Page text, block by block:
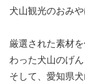
犬山観光のおみ
厳選された素材
わった犬山のげん
そして、愛知県